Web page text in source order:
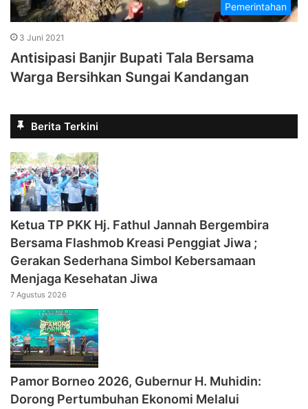
Pemerintahan
3 Juni 2021
Antisipasi Banjir Bupati Tala Bersama
Warga Bersihkan Sungai Kandangan
Berita Terkini
‎Ketua TP PKK Hj. Fathul Jannah Bergembira
Bersama Flashmob Kreasi Penggiat Jiwa ;
Gerakan Sederhana Simbol Kebersamaan
Menjaga Kesehatan Jiwa
7 Agustus 2026
Pamor Borneo 2026, Gubernur H. Muhidin:
Dorong Pertumbuhan Ekonomi Melalui